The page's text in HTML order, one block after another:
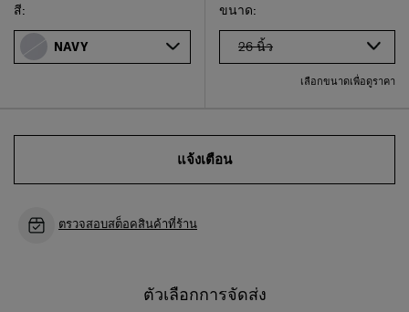
เลือกขนาดของคุณ
Select
ขนาด:
26 นิ้ว
เลือกขนาดเพื่อดูราคา
Select
สี:
NAVY
แจ้งเตือน
ตรวจสอบสต็อคสินค้าที่ร้าน
ตัวเลือกการจัดส่ง